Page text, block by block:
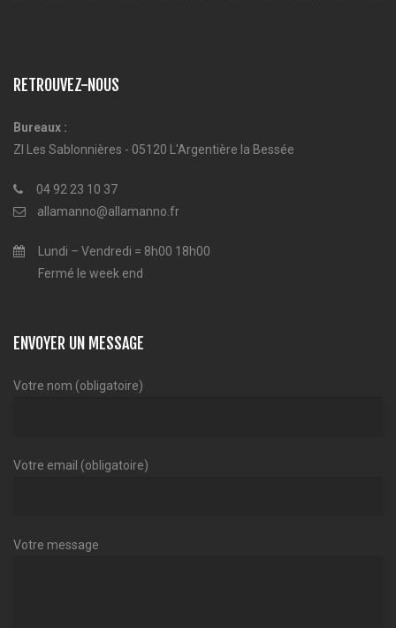
RETROUVEZ-NOUS
Bureaux :
ZI Les Sablonnières - 05120 L'Argentière la Bessée
04 92 23 10 37
allamanno@allamanno.fr
Lundi – Vendredi = 8h00 18h00
Fermé le week end
ENVOYER UN MESSAGE
Votre nom (obligatoire)
Votre email (obligatoire)
Votre message